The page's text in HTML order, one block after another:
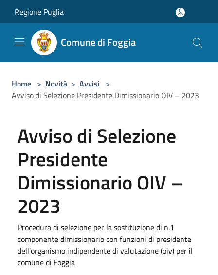
Regione Puglia
Comune di Foggia
Home > Novità > Avvisi >
Avviso di Selezione Presidente Dimissionario OIV – 2023
Avviso di Selezione
Presidente
Dimissionario OIV –
2023
Procedura di selezione per la sostituzione di n.1
componente dimissionario con funzioni di presidente
dell'organismo indipendente di valutazione (oiv) per il
comune di Foggia